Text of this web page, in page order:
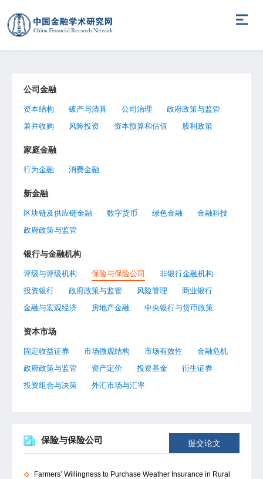
公司金融
资本结构 破产与清算 公司治理
政府政策与监管
兼并收购
风险投资 资本预算和估值 股利政策
家庭金融
行为金融 消费金融
新金融
区块链及供应链金融 数字货币 绿色金融
金融科技
政府政策与监管
银行与金融机构
评级与评级机构 保险与保险公司
非银行金融机构
投资银行
政府政策与监管 风险管理
商业银行
金融与宏观经济
房地产金融 中央银行与货币政策
资本市场
固定收益证券 市场微观结构 市场有效性
金融危机
政府政策与监管
资产定价 投资基金
衍生证券
投资组合与决策
外汇市场与汇率
提交论文
保险与保险公司
Farmers’ Willingness to Purchase Weather Insurance in Rural